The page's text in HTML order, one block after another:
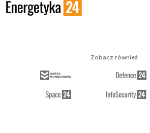
Zobacz również